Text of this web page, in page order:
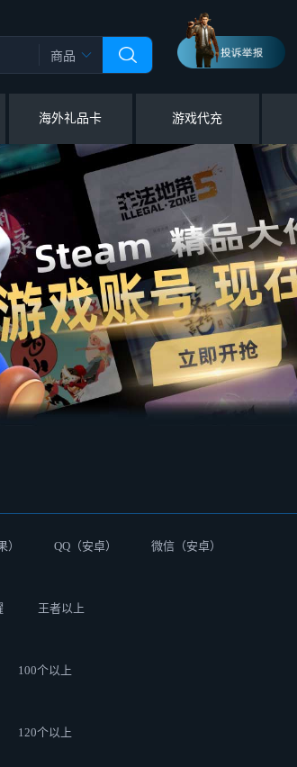
商品
海外礼品卡 游戏代充
） QQ（安卓） 微信（安卓）
王者以上
100个以上
120个以上